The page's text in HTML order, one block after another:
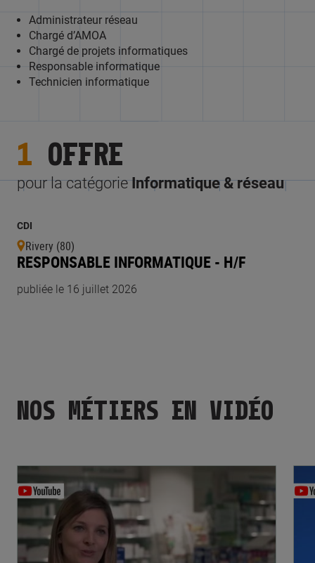
Administrateur réseau
Chargé d’AMOA
Chargé de projets informatiques
Responsable informatique
Technicien informatique
1 OFFRE
pour la catégorieInformatique & réseau
CDI
Rivery (80)
RESPONSABLE INFORMATIQUE - H/F
publiée le 16 juillet 2026
NOS MÉTIERS EN VIDÉO